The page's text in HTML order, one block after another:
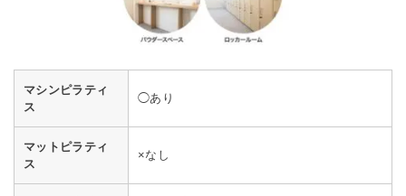
マシンピラティ
ス
◯あり
マットピラティ
ス
×なし